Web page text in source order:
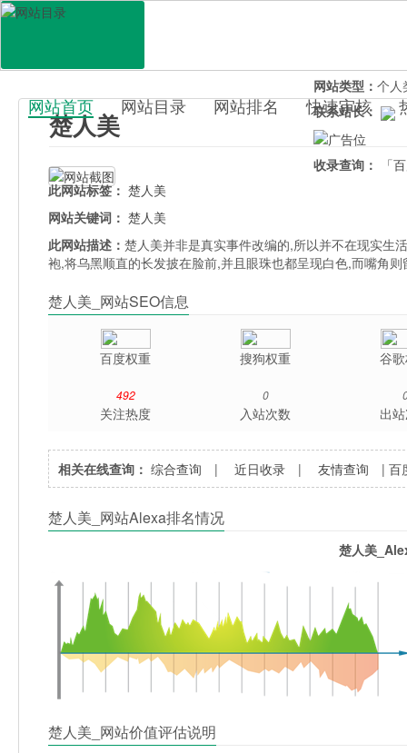
百科目录
网站首页 网站目录 网站排名 快速审核
楚人美
网站类型： 个人
联系站长：
收录查询：
「
此网站标签： 楚人美
网站关键词： 楚人美
此网站描述：楚人美并非是真实事件改编的,所以并不在现实生
袍,将乌黑顺直的长发披在脸前,并且眼珠也都呈现白色,而嘴角
楚人美_网站SEO信息
百度权重 搜狗权重 谷
492
关注热度
0
入站次数 出
相关在线查询： 综合查询 |近日收录 |友情查询 |百
楚人美_网站Alexa排名情况
楚人美
楚人美_网站价值评估说明